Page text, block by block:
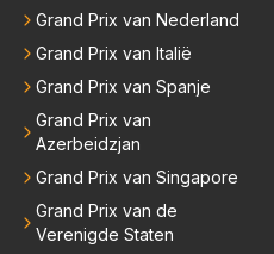
Grand Prix van Nederland
Grand Prix van Italië
Grand Prix van Spanje
Grand Prix van
Azerbeidzjan
Grand Prix van Singapore
Grand Prix van de
Verenigde Staten